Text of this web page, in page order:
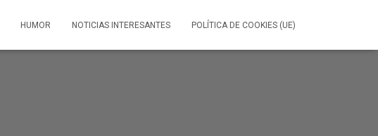
HUMOR NOTICIAS INTERESANTES POLÍTICA DE COOKIES (UE)